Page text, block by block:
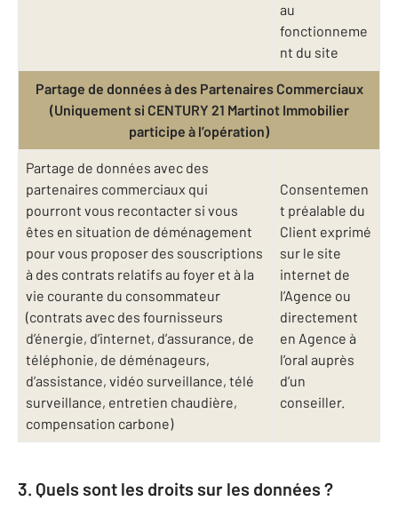
au
fonctionneme
nt du site
Partage de données à des Partenaires Commerciaux
(Uniquement si CENTURY 21 Martinot Immobilier
participe à l’opération)
Partage de données avec des
partenaires commerciaux qui
pourront vous recontacter si vous
êtes en situation de déménagement
pour vous proposer des souscriptions
à des contrats relatifs au foyer et à la
vie courante du consommateur
(contrats avec des fournisseurs
d’énergie, d’internet, d’assurance, de
téléphonie, de déménageurs,
d’assistance, vidéo surveillance, télé
surveillance, entretien chaudière,
compensation carbone)
Consentemen
t préalable du
Client exprimé
sur le site
internet de
l’Agence ou
directement
en Agence à
l’oral auprès
d’un
conseiller.
3. Quels sont les droits sur les données ?